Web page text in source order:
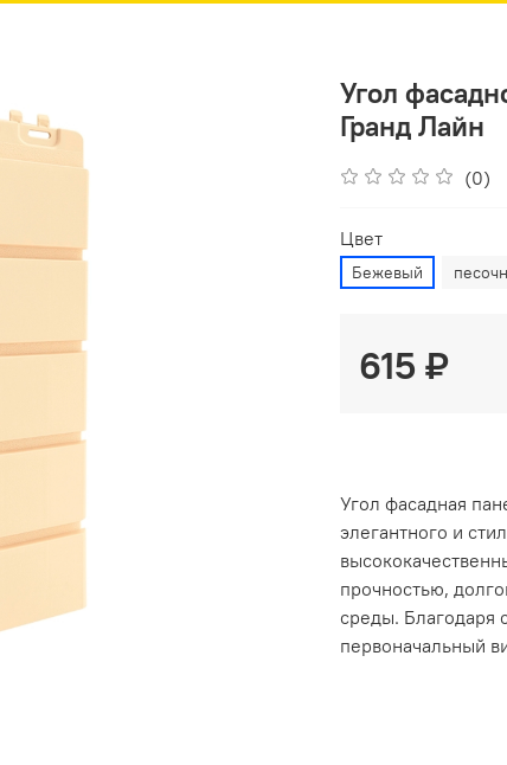
Угол
Гранд Лайн
(0)
Цвет
Бежевый
615 ₽
Угол фасадная
элегантного и
прочностью,
среды. Благодаря
первоначальный